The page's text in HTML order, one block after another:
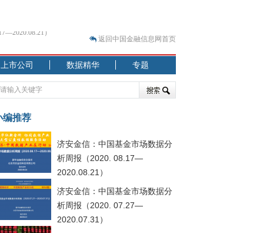
旅
）
板” 结构性失衡藏
）
返回中国金融信息网首页
上市公司 数据精华 专题
编推荐
济安金信：中国基金市场数据分
析周报（2020. 08.17—
2020.08.21）
济安金信：中国基金市场数据分
析周报（2020. 07.27—
2020.07.31）